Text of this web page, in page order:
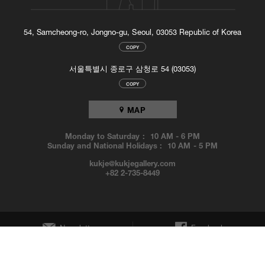
54, Samcheong-ro, Jongno-gu, Seoul, 03053 Republic of Korea
COPY
서울특별시 종로구 삼청로 54 (03053)
COPY
MAP
Monday to Saturday : 10 AM -6 PM
Sunday and National Holidays : 10 AM -5 PM
kukje@kukjegallery.com
+82 2-735-8449
Newsletter Facebook